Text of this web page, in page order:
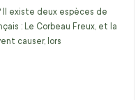
Il existe deux espèces de
: Le Corbeau Freux, et la
causer, lors